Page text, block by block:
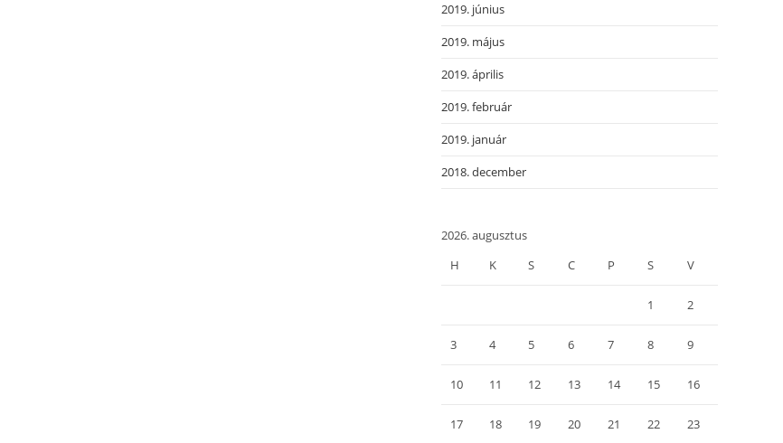
2019. június
2019. május
2019. április
2019. február
2019. január
2018. december
2026. augusztus
H
K S C P S V
1 2
3 4 5 6 7 8 9
10 11 12 13 14 15 16
17 18 19 20 21 22 23